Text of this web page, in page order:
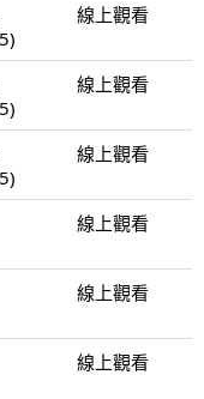
線上觀看
線上觀看
線上觀看
線上觀看
線上觀看
線上觀看